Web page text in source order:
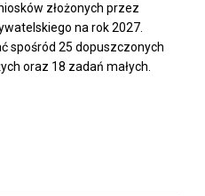
złożonych przez
na rok 2027.
spośród 25 dopuszczonych
oraz 18 zadań małych.